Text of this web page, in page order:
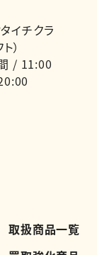
イチクラ
）
/ 11:00
取扱商品一覧